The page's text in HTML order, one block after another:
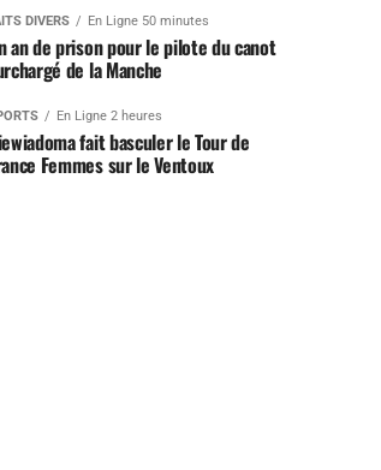
DIVERS En Ligne 50 minutes
an de prison pour le pilote du canot
de la Manche
En Ligne 2 heures
fait basculer le Tour de
Femmes sur le Ventoux